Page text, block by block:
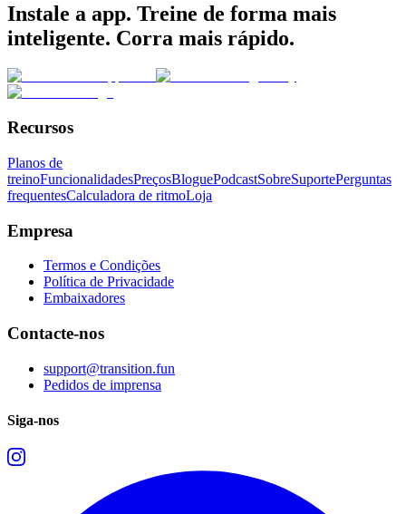
Instale a app. Treine de forma mais
inteligente. Corra mais rápido.
Recursos
Planos de
treinoFuncionalidadesPreçosBloguePodcastSobreSuportePerguntas
frequentesCalculadora de ritmoLoja
Empresa
Termos e Condições
Política de Privacidade
Embaixadores
Contacte-nos
support@transition.fun
Pedidos de imprensa
Siga-nos